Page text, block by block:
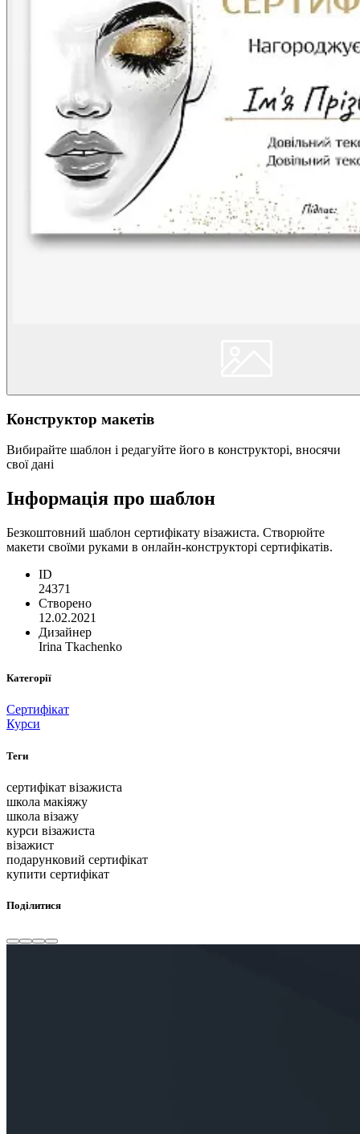
Конструктор макетів
Вибирайте шаблон і редагуйте його в конструкторі, вносячи
свої дані
Інформація про шаблон
Безкоштовний шаблон сертифікату візажиста. Створюйте
макети своїми руками в онлайн-конструкторі сертифікатів.
ID
24371
Створено
12.02.2021
Дизайнер
Irina Tkachenko
Категорії
Сертифікат
Курси
Теги
сертифікат візажиста
школа макіяжу
школа візажу
курси візажиста
візажист
подарунковий сертифікат
купити сертифікат
Поділитися